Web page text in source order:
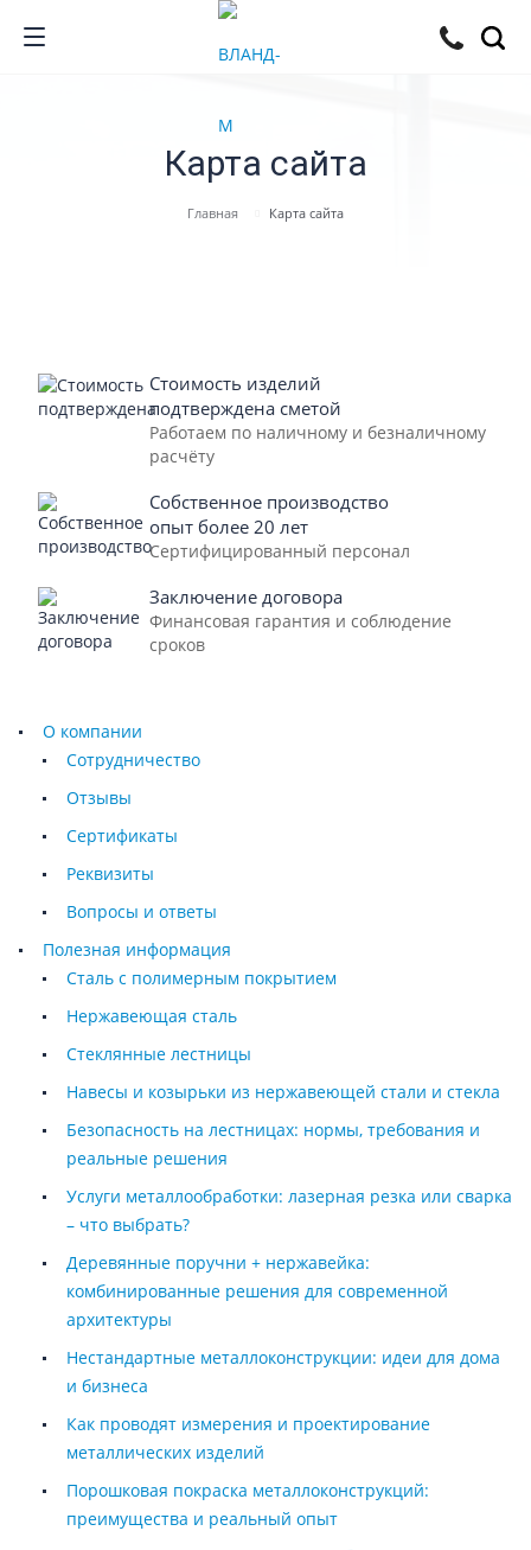
Карта сайта
Главная Карта сайта
Стоимость изделий
подтверждена сметой
Работаем по наличному и безналичному
расчёту
Собственное производство
опыт более 20 лет
Сертифицированный персонал
Заключение договора
Финансовая гарантия и соблюдение
сроков
О компании
Сотрудничество
Отзывы
Сертификаты
Реквизиты
Вопросы и ответы
Полезная информация
Сталь с полимерным покрытием
Нержавеющая сталь
Стеклянные лестницы
Навесы и козырьки из нержавеющей стали и стекла
Безопасность на лестницах: нормы, требования и
реальные решения
Услуги металлообработки: лазерная резка или сварка
– что выбрать?
Деревянные поручни + нержавейка:
комбинированные решения для современной
архитектуры
Нестандартные металлоконструкции: идеи для дома
и бизнеса
Как проводят измерения и проектирование
металлических изделий
Порошковая покраска металлоконструкций:
преимущества и реальный опыт